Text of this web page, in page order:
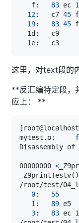
   f:
83 ec
12:   c7 45
19: 83 45
这里，对text段的
**反汇编特定段，
应上： **
[
mytest.o:
00000000 <
_Z9printTestv( )
0: 55
1 : 89
3: 83 ec